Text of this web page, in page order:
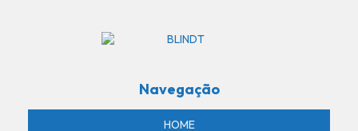
Revenda de câmera
Revenda de controle de acesso por biometria
Revenda de controle de acesso por reconhecimento facial
Navegação
HOME